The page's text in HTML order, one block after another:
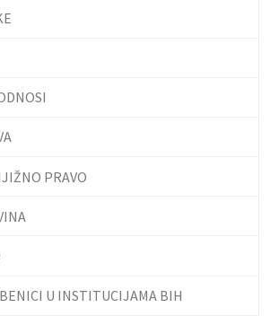
PRAVO
U INSTITUCIJAMA BIH